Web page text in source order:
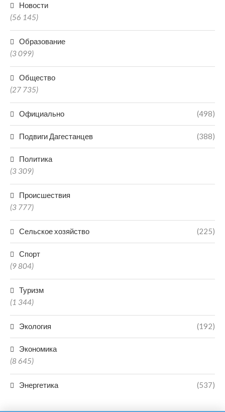
Новости
(56 145)
Образование
(3 099)
Общество
(27 735)
Официально (498)
Подвиги Дагестанцев (388)
Политика
(3 309)
Происшествия
(3 777)
Сельское хозяйство (225)
Спорт
(9 804)
Туризм
(1 344)
Экология (192)
Экономика
(8 645)
Энергетика (537)